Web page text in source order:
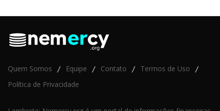
Quem Somos / Equipe / Contato / Termos de Uso /
Política de Privacidade